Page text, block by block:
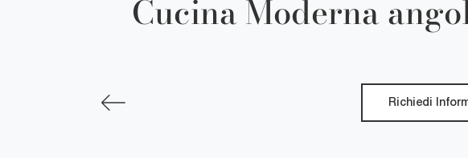
Cucina Moderna
Richiedi